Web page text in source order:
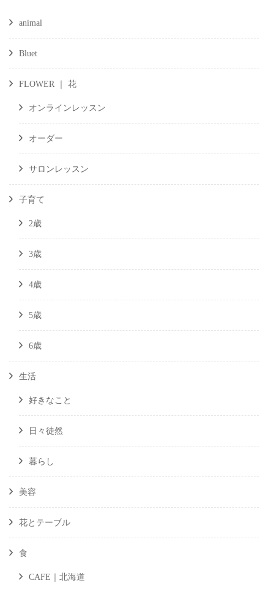
animal
Bluet
FLOWER ｜ 花
オンラインレッスン
オーダー
サロンレッスン
子育て
2歳
3歳
4歳
5歳
6歳
生活
好きなこと
日々徒然
暮らし
美容
花とテーブル
食
CAFE｜北海道